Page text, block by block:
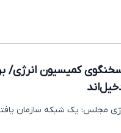
کمیسیون انرژی/
مجلس: یک شبکه سازمان